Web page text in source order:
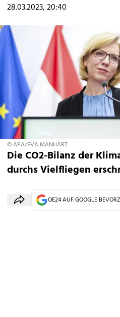
28.03.2023, 20:40
© APA/EVA MANHART
Die CO2-Bilanz der
durchs Vielfliegen
OE24 AUF GOOGLE